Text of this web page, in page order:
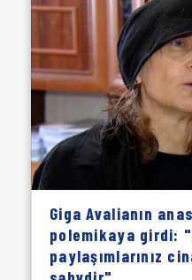
Giga Avalianın
polemikaya girdi:
paylaşımlarınız